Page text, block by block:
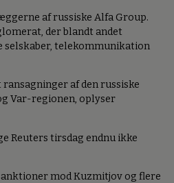
af russiske Alfa Group.
der blandt andet
selskaber, telekommunikation
af den russiske
Var-regionen, oplyser
Reuters tirsdag endnu ikke
mod Kuzmitjov og flere